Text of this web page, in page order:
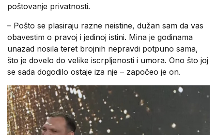
poštovanje privatnosti.
– Pošto se plasiraju razne neistine, dužan sam da vas
obavestim o pravoj i jedinoj istini. Mina je godinama
unazad nosila teret brojnih nepravdi potpuno sama,
što je dovelo do velike iscrpljenosti i umora. Ono što joj
se sada dogodilo ostaje iza nje – započeo je on.